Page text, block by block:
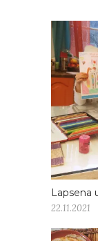
Lapsena
22.11.2021